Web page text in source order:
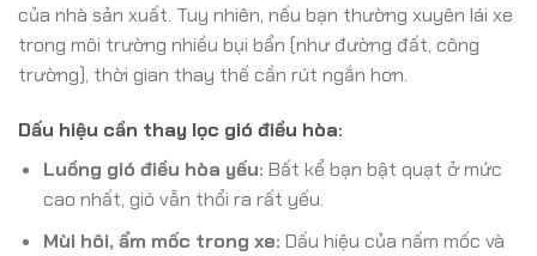
của nhà sản xuất. Tuy nhiên, nếu bạn thường xuyên lái xe
trong môi trường nhiều bụi bẩn (như đường đất, công
trường), thời gian thay thế cần rút ngắn hơn.
Dấu hiệu cần thay lọc gió điều hòa:
Luồng gió điều hòa yếu: Bất kể bạn bật quạt ở mức
cao nhất, gió vẫn thổi ra rất yếu.
Mùi hôi, ẩm mốc trong xe: Dấu hiệu của nấm mốc và